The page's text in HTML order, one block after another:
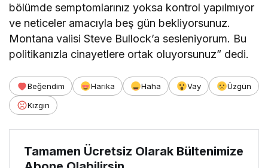
bölümde semptomlarınız yoksa kontrol yapılmıyor
ve neticeler amacıyla beş gün bekliyorsunuz.
Montana valisi Steve Bullock’a sesleniyorum. Bu
politikanızla cinayetlere ortak oluyorsunuz” dedi.
Beğendim Harika Haha Vay
Üzgün
Kızgın
Tamamen Ücretsiz Olarak Bültenimize